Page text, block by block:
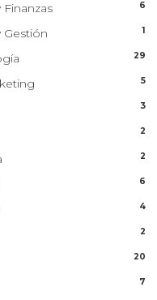
6
1
29
5
3
2
2
6
4
2
20
7